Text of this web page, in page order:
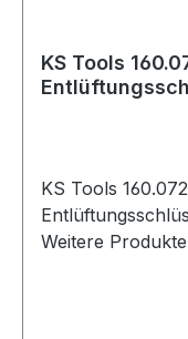
KS Tools
KS Tools
Weitere Produkte im